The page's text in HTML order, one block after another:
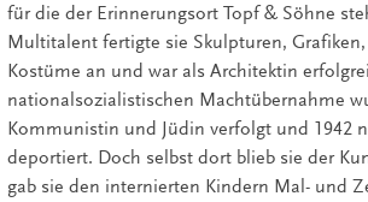
für die der Erinnerungsort Topf & Söhne
Multitalent fertigte sie Skulpturen,
Kostüme an und war als Architektin
nationalsozialistischen Machtübernahme
Kommunistin und Jüdin verfolgt und 1942
deportiert. Doch selbst dort blieb sie der
gab sie den internierten Kindern Mal- und